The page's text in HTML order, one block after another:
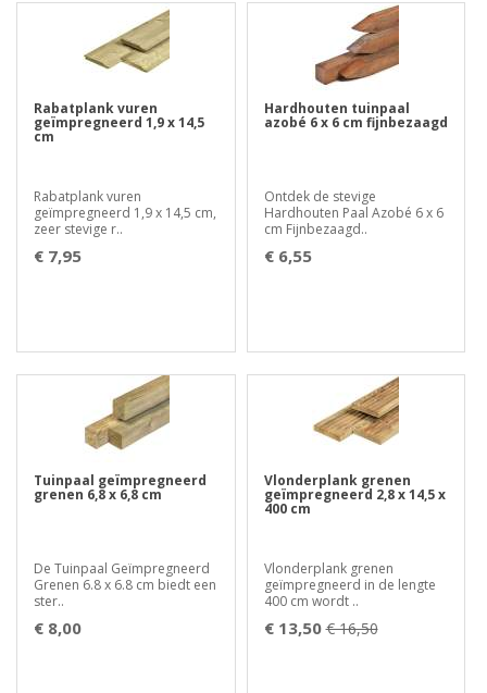
Rabatplank vuren
geïmpregneerd 1,9 x 14,5
cm
Rabatplank vuren
geïmpregneerd 1,9 x 14,5 cm,
zeer stevige r..
€ 7,95
Hardhouten tuinpaal
azobé 6 x 6 cm fijnbezaagd
Ontdek de stevige
Hardhouten Paal Azobé 6 x 6
cm Fijnbezaagd..
€ 6,55
Tuinpaal geïmpregneerd
grenen 6,8 x 6,8 cm
De Tuinpaal Geïmpregneerd
Grenen 6.8 x 6.8 cm biedt een
ster..
€ 8,00
Vlonderplank grenen
geïmpregneerd 2,8 x 14,5 x
400 cm
Vlonderplank grenen
geïmpregneerd in de lengte
400 cm wordt ..
€ 13,50 € 16,50